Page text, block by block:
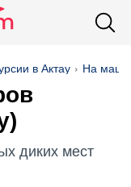
в Актау На
диких мест